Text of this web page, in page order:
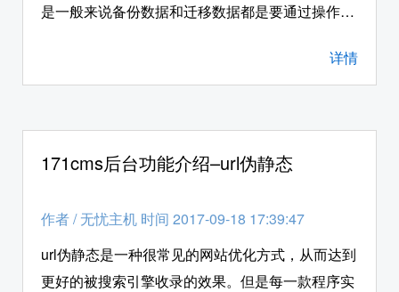
是一般来说备份数据和迁移数据都是要通过操作程
以通过网站后台功能来实现数据的备份和迁移，免
去了站长朋友的很多麻烦。所以接下来无忧主机小
数据迁移”功能。
详情
171cms后台功能介绍–url伪静态
作者/无忧主机 时间 2017-09-18 17:39:47
url伪静态是一种很常见的网站优化方式，从而达到
更好的被搜索引擎收录的效果。但是每一款程序实